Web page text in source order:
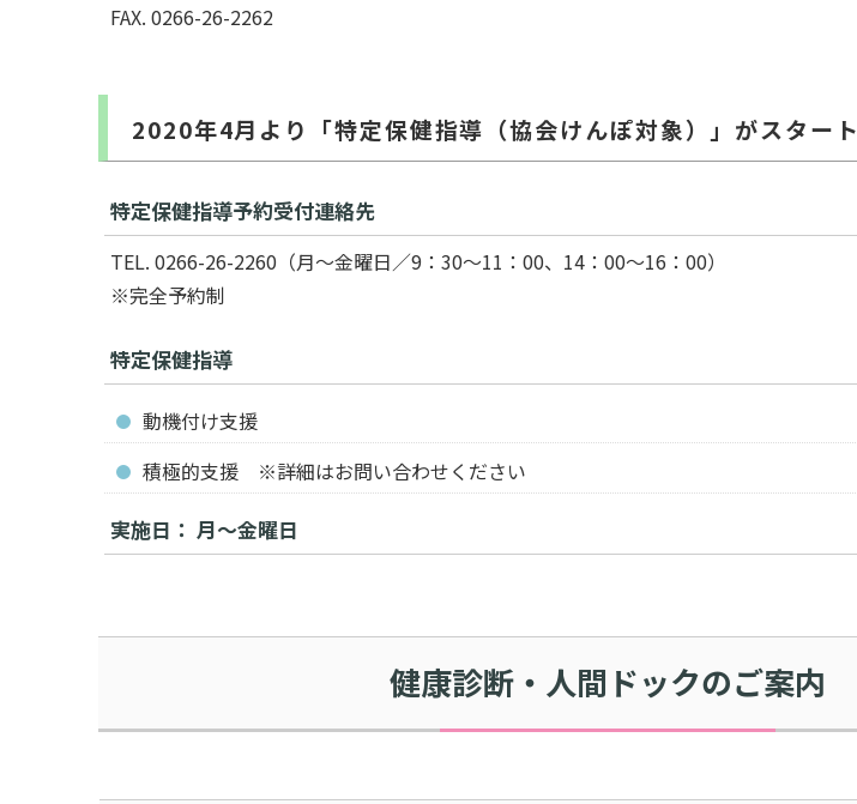
FAX. 0266-26-2262
2020年4月より「特定保健指導（協会けんぽ対象）」がスタート
特定保健指導予約受付連絡先
TEL. 0266-26-2260（月～金曜日／9：30〜11：00、14：00～16：00）
※完全予約制
特定保健指導
動機付け支援
積極的支援 ※詳細はお問い合わせください
実施日： 月～金曜日
健康診断・人間ドックのご案内